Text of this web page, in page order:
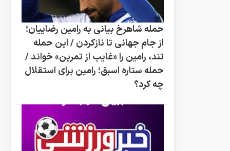
حمله شاهرخ بیانی به رامین رضاییان؛
از جام جهانی تا نازکردن / این حمله
تند، رامین را «غایب از تمرین» خواند /
حمله ستاره اسبق؛ رامین برای استقلال
چه کرد؟